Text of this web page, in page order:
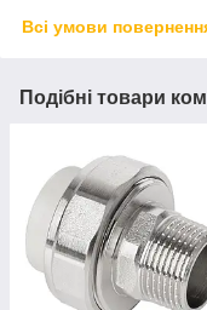
Всі умови
Подібні товари